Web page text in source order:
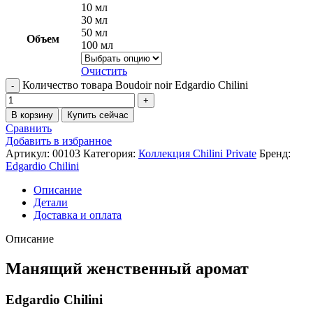
Объем
10 мл
30 мл
50 мл
100 мл
Очистить
Количество товара Boudoir noir Edgardio Chilini
В корзину Купить сейчас
Сравнить
Добавить в избранное
Артикул: 00103 Категория: Коллекция Chilini Private Бренд:
Edgardio Chilini
Описание
Детали
Доставка и оплата
Описание
Манящий женственный аромат
Edgardio Chilini